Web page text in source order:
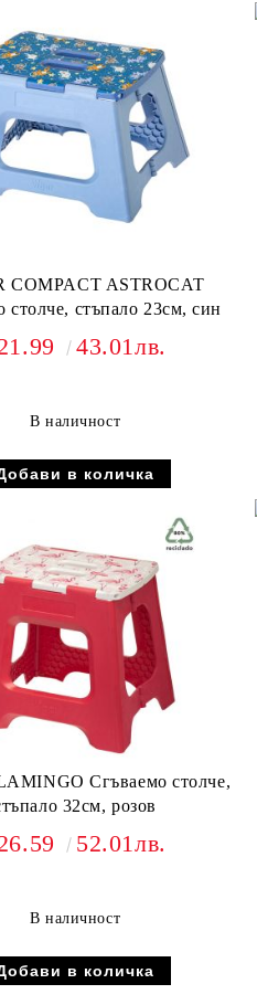
COMPACT ASTROCAT
столче, стъпало 23см, син
43.01лв.
В наличност
Сгъваемо столче,
32см, розов
52.01лв.
В наличност